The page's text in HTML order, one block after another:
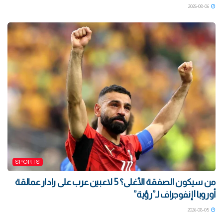
SPORTS
من سيكون الصفقة الأغلى؟ 5 لاعبين عرب على رادار عمالقة
أوروبا | إنفوجراف لـ”رؤية”